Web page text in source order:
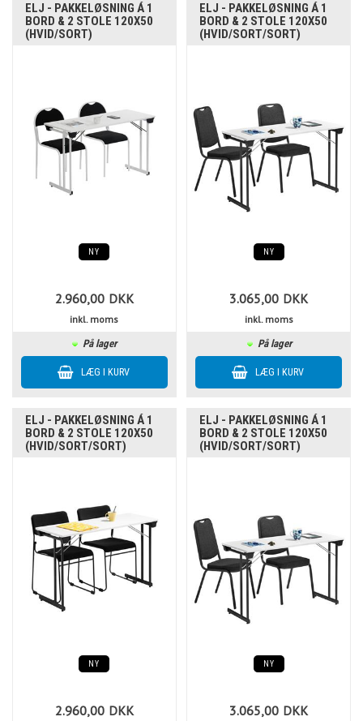
ELJ - PAKKELØSNING Á 1
BORD & 2 STOLE 120X50
(HVID/SORT)
NY
2.960,00 DKK
inkl. moms
På lager
ELJ - PAKKELØSNING Á 1
BORD & 2 STOLE 120X50
(HVID/SORT/SORT)
NY
3.065,00 DKK
inkl. moms
På lager
ELJ - PAKKELØSNING Á 1
BORD & 2 STOLE 120X50
(HVID/SORT/SORT)
NY
2.960,00 DKK
ELJ - PAKKELØSNING Á 1
BORD & 2 STOLE 120X50
(HVID/SORT/SORT)
NY
3.065,00 DKK